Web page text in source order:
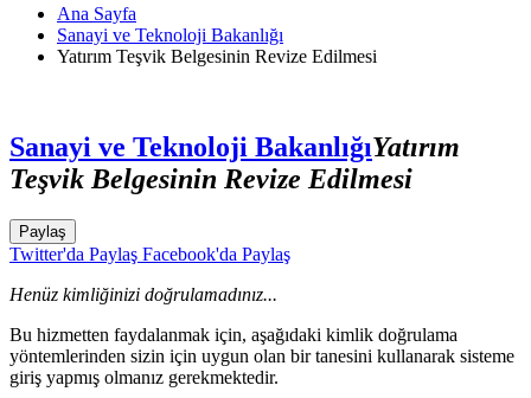
Ana Sayfa
Sanayi ve Teknoloji Bakanlığı
Yatırım Teşvik Belgesinin Revize Edilmesi
Sanayi ve Teknoloji BakanlığıYatırım
Teşvik Belgesinin Revize Edilmesi
Paylaş
Twitter'da Paylaş Facebook'da Paylaş
Henüz kimliğinizi doğrulamadınız...
Bu hizmetten faydalanmak için, aşağıdaki kimlik doğrulama
yöntemlerinden sizin için uygun olan bir tanesini kullanarak sisteme
giriş yapmış olmanız gerekmektedir.